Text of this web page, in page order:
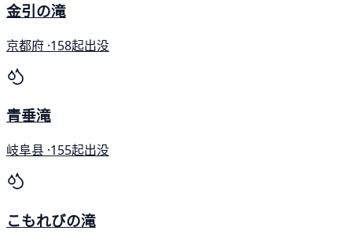
金引の滝
京都府 ·158起出没
青垂滝
岐阜县 ·155起出没
こもれびの滝